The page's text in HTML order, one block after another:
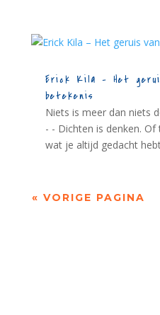
Erick Kila – Het
betekenis
Niets is meer dan niets
- - Dichten is denken.
wat je altijd gedacht
« VORIGE PAGINA